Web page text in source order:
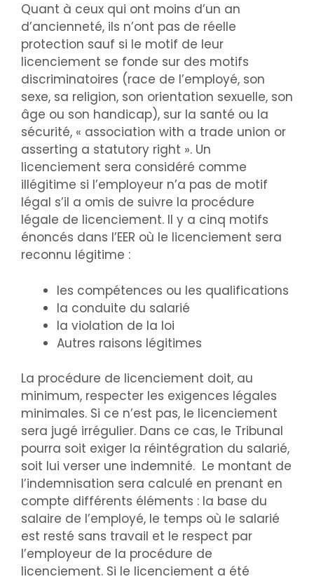
Quant à ceux qui ont moins d’un an
d’ancienneté, ils n’ont pas de réelle
protection sauf si le motif de leur
licenciement se fonde sur des motifs
discriminatoires (race de l’employé, son
sexe, sa religion, son orientation sexuelle, son
âge ou son handicap), sur la santé ou la
sécurité, « association with a trade union or
asserting a statutory right ». Un
licenciement sera considéré comme
illégitime si l’employeur n’a pas de motif
légal s’il a omis de suivre la procédure
légale de licenciement. Il y a cinq motifs
énoncés dans l’EER où le licenciement sera
reconnu légitime :
les compétences ou les qualifications
la conduite du salarié
la violation de la loi
Autres raisons légitimes
La procédure de licenciement doit, au
minimum, respecter les exigences légales
minimales. Si ce n’est pas, le licenciement
sera jugé irrégulier. Dans ce cas, le Tribunal
pourra soit exiger la réintégration du salarié,
soit lui verser une indemnité. Le montant de
l’indemnisation sera calculé en prenant en
compte différents éléments : la base du
salaire de l’employé, le temps où le salarié
est resté sans travail et le respect par
l’employeur de la procédure de
licenciement. Si le licenciement a été